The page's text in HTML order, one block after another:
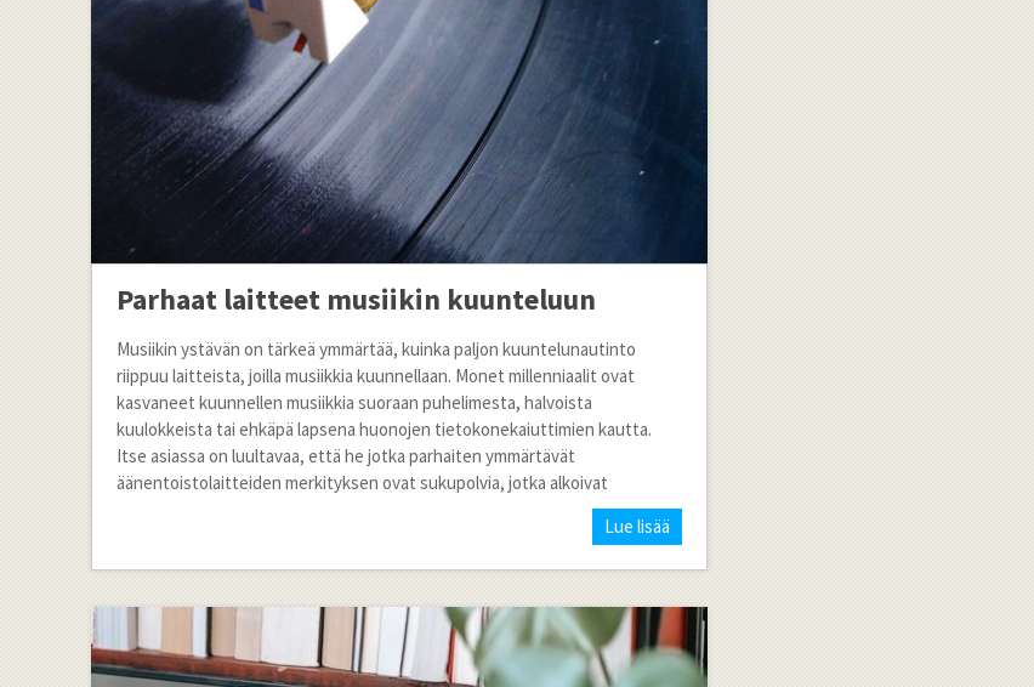
Parhaat laitteet musiikin kuunteluun
Musiikin ystävän on tärkeä ymmärtää, kuinka paljon kuuntelunautinto
riippuu laitteista, joilla musiikkia kuunnellaan. Monet millenniaalit ovat
kasvaneet kuunnellen musiikkia suoraan puhelimesta, halvoista
kuulokkeista tai ehkäpä lapsena huonojen tietokonekaiuttimien kautta.
Itse asiassa on luultavaa, että he jotka parhaiten ymmärtävät
äänentoistolaitteiden merkityksen ovat sukupolvia, jotka alkoivat
Lue lisää